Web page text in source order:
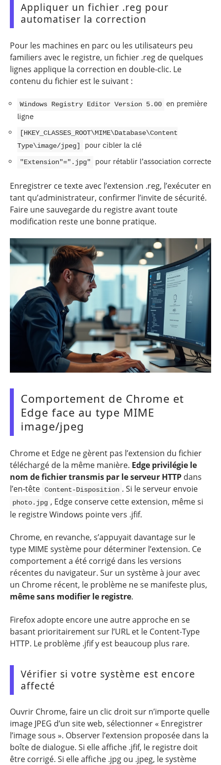
Appliquer un fichier .reg pour
automatiser la correction
Pour les machines en parc ou les utilisateurs peu
familiers avec le registre, un fichier .reg de quelques
lignes applique la correction en double-clic. Le
contenu du fichier est le suivant :
Windows Registry Editor Version 5.00 en première
ligne
[HKEY_CLASSES_ROOT\MIME\Database\Content
Type\image/jpeg]
pour cibler la clé
"Extension"=".jpg" pour rétablir l’association correcte
Enregistrer ce texte avec l’extension .reg, l’exécuter en
tant qu’administrateur, confirmer l’invite de sécurité.
Faire une sauvegarde du registre avant toute
modification reste une bonne pratique.
Comportement de Chrome et
Edge face au type MIME
image/jpeg
Chrome et Edge ne gèrent pas l’extension du fichier
téléchargé de la même manière. Edge privilégie le
nom de fichier transmis par le serveur HTTP dans
l’en-tête Content-Disposition . Si le serveur envoie
photo.jpg , Edge conserve cette extension, même si
le registre Windows pointe vers .jfif.
Chrome, en revanche, s’appuyait davantage sur le
type MIME système pour déterminer l’extension. Ce
comportement a été corrigé dans les versions
récentes du navigateur. Sur un système à jour avec
un Chrome récent, le problème ne se manifeste plus,
même sans modifier le registre.
Firefox adopte encore une autre approche en se
basant prioritairement sur l’URL et le Content-Type
HTTP. Le problème .jfif y est beaucoup plus rare.
Vérifier si votre système est encore
affecté
Ouvrir Chrome, faire un clic droit sur n’importe quelle
image JPEG d’un site web, sélectionner « Enregistrer
l’image sous ». Observer l’extension proposée dans la
boîte de dialogue. Si elle affiche .jfif, le registre doit
être corrigé. Si elle affiche .jpg ou .jpeg, le système